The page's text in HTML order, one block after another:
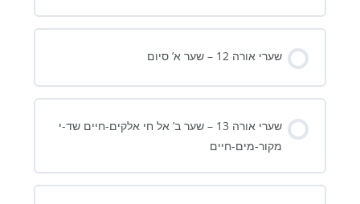
שערי אורה 12 – שער א’ סיום
שערי אורה 13 – שער ב’ אל חי אלקים-חיים שד-י
מקור-מים-חיים